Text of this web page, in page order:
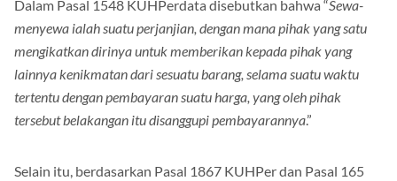
Dalam Pasal 1548 KUHPerdata disebutkan bahwa “Sewa-
menyewa ialah suatu perjanjian, dengan mana pihak yang satu
mengikatkan dirinya untuk memberikan kepada pihak yang
lainnya kenikmatan dari sesuatu barang, selama suatu waktu
tertentu dengan pembayaran suatu harga, yang oleh pihak
tersebut belakangan itu disanggupi pembayarannya.”
Selain itu, berdasarkan Pasal 1867 KUHPer dan Pasal 165